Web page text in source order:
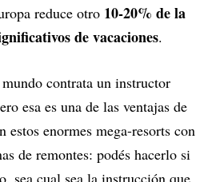
reduce otro 10-20% de la
de vacaciones.
contrata un instructor
esa es una de las ventajas de
estos enormes mega-resorts con
de remontes: podés hacerlo si
sea cual sea la instrucción que